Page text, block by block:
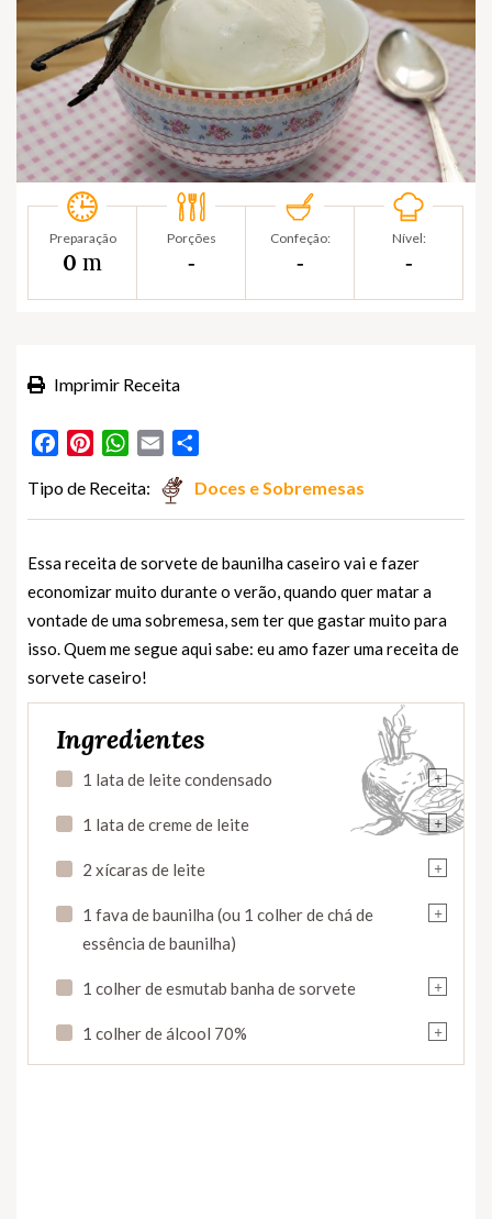
Preparação
0 m
Porções
‐
Confeção:
‐
Nível:
‐
Imprimir Receita
FacebookPinterestWhatsApp
Email
Tipo de Receita: Doces e Sobremesas
Essa receita de sorvete de baunilha caseiro vai e fazer
economizar muito durante o verão, quando quer matar a
vontade de uma sobremesa, sem ter que gastar muito para
isso. Quem me segue aqui sabe: eu amo fazer uma receita de
sorvete caseiro!
Ingredientes
+
1 lata de leite condensado
+
1 lata de creme de leite
+
2 xícaras de leite
+
1 fava de baunilha (ou 1 colher de chá de
essência de baunilha)
+
1 colher de esmutab banha de sorvete
+
1 colher de álcool 70%